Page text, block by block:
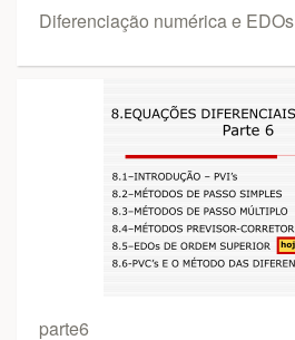
Diferenciação numérica e EDOs
parte6